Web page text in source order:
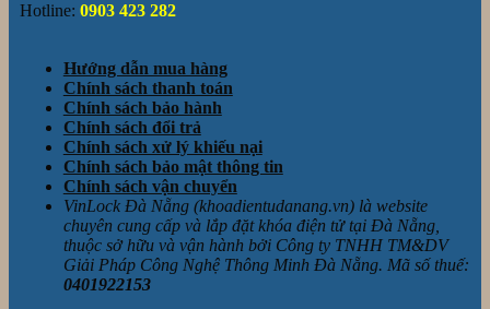
Hotline: 0903 423 282
Hướng dẫn mua hàng
Chính sách thanh toán
Chính sách bảo hành
Chính sách đổi trả
Chính sách xử lý khiếu nại
Chính sách bảo mật thông tin
Chính sách vận chuyển
VinLock Đà Nẵng (khoadientudanang.vn) là website
chuyên cung cấp và lắp đặt khóa điện tử tại Đà Nẵng,
thuộc sở hữu và vận hành bởi Công ty TNHH TM&DV
Giải Pháp Công Nghệ Thông Minh Đà Nẵng. Mã số thuế:
0401922153